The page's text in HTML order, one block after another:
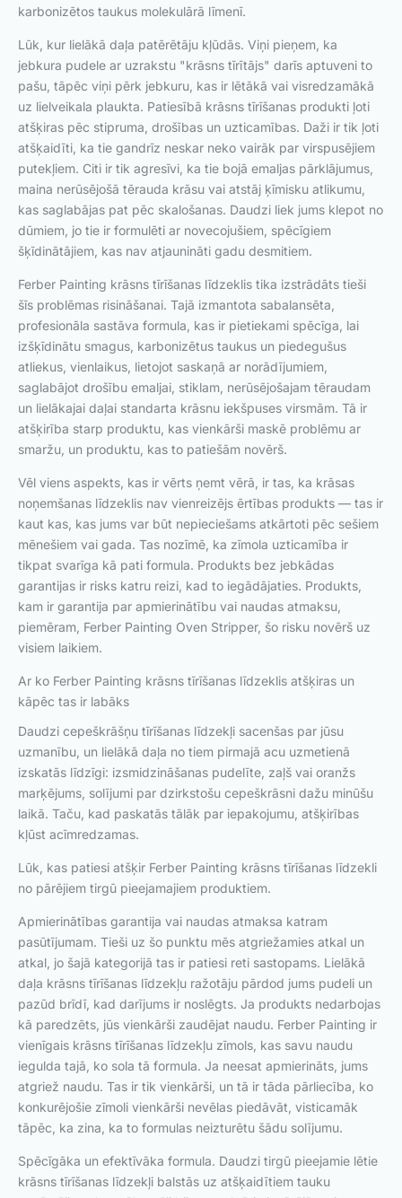
karbonizētos taukus molekulārā līmenī.
Lūk, kur lielākā daļa patērētāju kļūdās. Viņi pieņem, ka
jebkura pudele ar uzrakstu "krāsns tīrītājs" darīs aptuveni to
pašu, tāpēc viņi pērk jebkuru, kas ir lētākā vai visredzamākā
uz lielveikala plaukta. Patiesībā krāsns tīrīšanas produkti ļoti
atšķiras pēc stipruma, drošības un uzticamības. Daži ir tik ļoti
atšķaidīti, ka tie gandrīz neskar neko vairāk par virspusējiem
putekļiem. Citi ir tik agresīvi, ka tie bojā emaljas pārklājumus,
maina nerūsējošā tērauda krāsu vai atstāj ķīmisku atlikumu,
kas saglabājas pat pēc skalošanas. Daudzi liek jums klepot no
dūmiem, jo tie ir formulēti ar novecojušiem, spēcīgiem
šķīdinātājiem, kas nav atjaunināti gadu desmitiem.
Ferber Painting krāsns tīrīšanas līdzeklis tika izstrādāts tieši
šīs problēmas risināšanai. Tajā izmantota sabalansēta,
profesionāla sastāva formula, kas ir pietiekami spēcīga, lai
izšķīdinātu smagus, karbonizētus taukus un piedegušus
atliekus, vienlaikus, lietojot saskaņā ar norādījumiem,
saglabājot drošību emaljai, stiklam, nerūsējošajam tēraudam
un lielākajai daļai standarta krāsnu iekšpuses virsmām. Tā ir
atšķirība starp produktu, kas vienkārši maskē problēmu ar
smaržu, un produktu, kas to patiešām novērš.
Vēl viens aspekts, kas ir vērts ņemt vērā, ir tas, ka krāsas
noņemšanas līdzeklis nav vienreizējs ērtības produkts — tas ir
kaut kas, kas jums var būt nepieciešams atkārtoti pēc sešiem
mēnešiem vai gada. Tas nozīmē, ka zīmola uzticamība ir
tikpat svarīga kā pati formula. Produkts bez jebkādas
garantijas ir risks katru reizi, kad to iegādājaties. Produkts,
kam ir garantija par apmierinātību vai naudas atmaksu,
piemēram, Ferber Painting Oven Stripper, šo risku novērš uz
visiem laikiem.
Ar ko Ferber Painting krāsns tīrīšanas līdzeklis atšķiras un
kāpēc tas ir labāks
Daudzi cepeškrāšņu tīrīšanas līdzekļi sacenšas par jūsu
uzmanību, un lielākā daļa no tiem pirmajā acu uzmetienā
izskatās līdzīgi: izsmidzināšanas pudelīte, zaļš vai oranžs
marķējums, solījumi par dzirkstošu cepeškrāsni dažu minūšu
laikā. Taču, kad paskatās tālāk par iepakojumu, atšķirības
kļūst acīmredzamas.
Lūk, kas patiesi atšķir Ferber Painting krāsns tīrīšanas līdzekli
no pārējiem tirgū pieejamajiem produktiem.
Apmierinātības garantija vai naudas atmaksa katram
pasūtījumam. Tieši uz šo punktu mēs atgriežamies atkal un
atkal, jo šajā kategorijā tas ir patiesi reti sastopams. Lielākā
daļa krāsns tīrīšanas līdzekļu ražotāju pārdod jums pudeli un
pazūd brīdī, kad darījums ir noslēgts. Ja produkts nedarbojas
kā paredzēts, jūs vienkārši zaudējat naudu. Ferber Painting ir
vienīgais krāsns tīrīšanas līdzekļu zīmols, kas savu naudu
iegulda tajā, ko sola tā formula. Ja neesat apmierināts, jums
atgriež naudu. Tas ir tik vienkārši, un tā ir tāda pārliecība, ko
konkurējošie zīmoli vienkārši nevēlas piedāvāt, visticamāk
tāpēc, ka zina, ka to formulas neizturētu šādu solījumu.
Spēcīgāka un efektīvāka formula. Daudzi tirgū pieejamie lētie
krāsns tīrīšanas līdzekļi balstās uz atšķaidītiem tauku